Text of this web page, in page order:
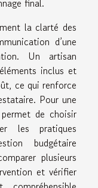
la clarté des
d’une
Un artisan
inclus et
ce qui renforce
Pour une
de choisir
les pratiques
budgétaire
plusieurs
et vérifier